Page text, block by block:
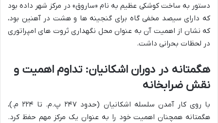
دستور به ساخت کوشکی عظیم به نام «ساروق» در مرکز شهر داده بود
که دارای سیصد مخفی گاه برای گنجینه ها و هشت در آهنین بود،
که نشان از اهمیت آن به عنوان محل نگهداری ثروت های امپراتوری
در لحظات بحرانی داشت.
هگمتانه در دوران اشکانیان: تداوم اهمیت و
نقش ضرابخانه
با روی کار آمدن سلسله اشکانیان (حدود ۲۴۷ پ.م. تا ۲۲۴ م.)،
هگمتانه همچنان اهمیت خود را به عنوان یک مرکز مهم حفظ کرد.